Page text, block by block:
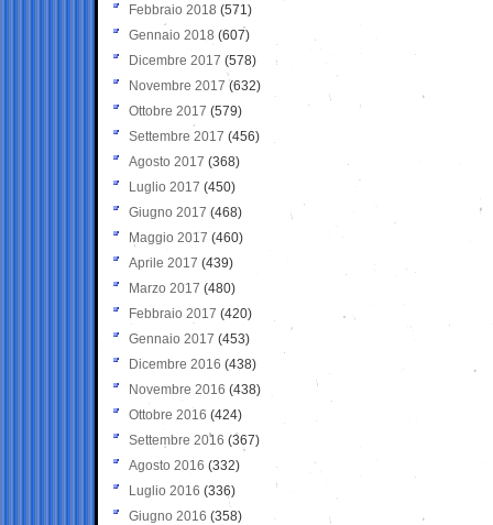
Febbraio 2018 (571)
Gennaio 2018 (607)
Dicembre 2017 (578)
Novembre 2017 (632)
Ottobre 2017 (579)
Settembre 2017 (456)
Agosto 2017 (368)
Luglio 2017 (450)
Giugno 2017 (468)
Maggio 2017 (460)
Aprile 2017 (439)
Marzo 2017 (480)
Febbraio 2017 (420)
Gennaio 2017 (453)
Dicembre 2016 (438)
Novembre 2016 (438)
Ottobre 2016 (424)
Settembre 2016 (367)
Agosto 2016 (332)
Luglio 2016 (336)
Giugno 2016 (358)